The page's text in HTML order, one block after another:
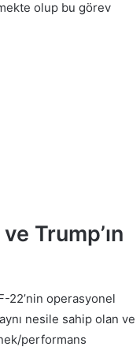
olup bu görev
Trump’ın
22’nin operasyonel
nesile sahip olan ve
performans